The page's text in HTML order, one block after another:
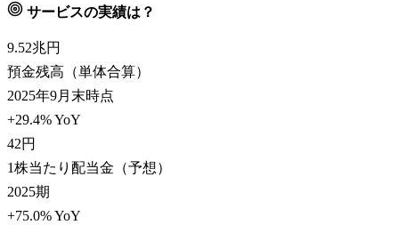
サービスの実績は？
9.52兆円
預金残高（単体合算）
2025年9月末時点
+29.4% YoY
42円
1株当たり配当金（予想）
2025期
+75.0% YoY